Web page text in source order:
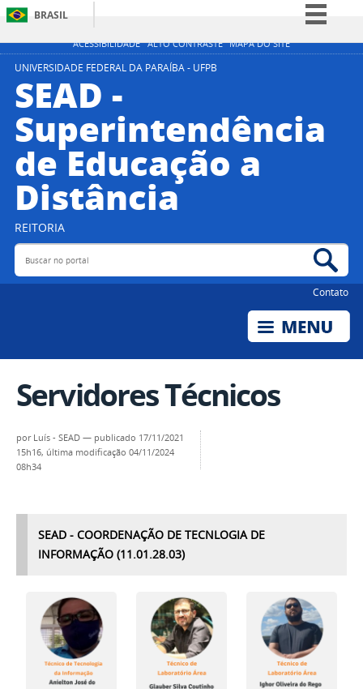
ACESSIBILIDADE ALTO CONTRASTE MAPA DO SITE
BRASIL
Simplifique!
Acesso à informação
Legislação
Canais
UNIVERSIDADE FEDERAL DA PARAÍBA - UFPB
SEAD -
Superintendência
de Educação a
Distância
REITORIA
Buscar no portal
Contato
Servidores Técnicos
por Luís - SEAD — publicado 17/11/2021
15h16, última modificação 04/11/2024
08h34
SEAD - COORDENAÇÃO DE TECNLOGIA DE
INFORMAÇÃO (11.01.28.03)